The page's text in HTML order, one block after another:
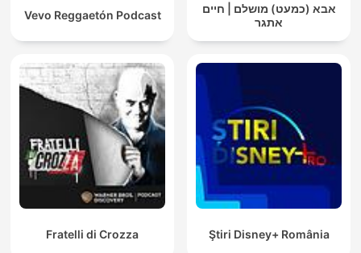
Vevo Reggaetón Podcast
אבא (כמעט) מושלם | חיים
אתגר
Fratelli di Crozza Ştiri Disney+ România